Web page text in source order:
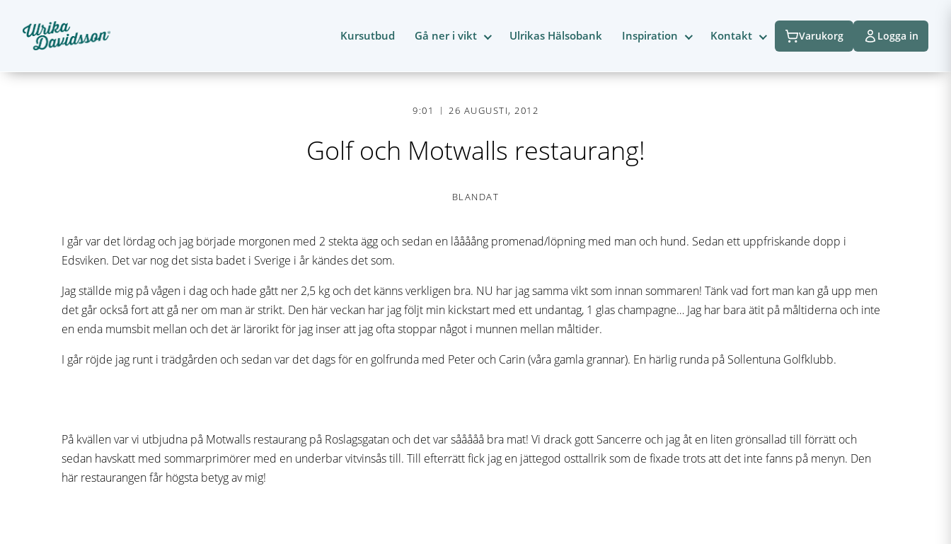
Kursutbud Gå ner i vikt Ulrikas Hälsobank Inspiration Kontakt Varukorg Logga in
9:01 26 AUGUSTI, 2012
Golf och Motwalls restaurang!
BLANDAT
I går var det lördag och jag började morgonen med 2 stekta ägg och sedan en låååång promenad/löpning med man och hund. Sedan ett uppfriskande dopp i
Edsviken. Det var nog det sista badet i Sverige i år kändes det som.
Jag ställde mig på vågen i dag och hade gått ner 2,5 kg och det känns verkligen bra. NU har jag samma vikt som innan sommaren! Tänk vad fort man kan gå upp men
det går också fort att gå ner om man är strikt. Den här veckan har jag följt min kickstart med ett undantag, 1 glas champagne… Jag har bara ätit på måltiderna och inte
en enda mumsbit mellan och det är lärorikt för jag inser att jag ofta stoppar något i munnen mellan måltider.
I går röjde jag runt i trädgården och sedan var det dags för en golfrunda med Peter och Carin (våra gamla grannar). En härlig runda på Sollentuna Golfklubb.
På kvällen var vi utbjudna på Motwalls restaurang på Roslagsgatan och det var sååååå bra mat! Vi drack gott Sancerre och jag åt en liten grönsallad till förrätt och
sedan havskatt med sommarprimörer med en underbar vitvinsås till. Till efterrätt fick jag en jättegod osttallrik som de fixade trots att det inte fanns på menyn. Den
här restaurangen får högsta betyg av mig!